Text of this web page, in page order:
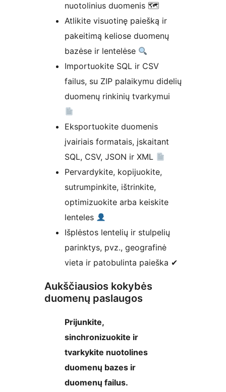
nuotolinius duomenis 🗺
Atlikite visuotinę paiešką ir
pakeitimą keliose duomenų
bazėse ir lentelėse
Importuokite SQL ir CSV
failus, su ZIP palaikymu didelių
duomenų rinkinių tvarkymui
Eksportuokite duomenis
įvairiais formatais, įskaitant
SQL, CSV, JSON ir XML
Pervardykite, kopijuokite,
sutrumpinkite, ištrinkite,
optimizuokite arba keiskite
lenteles
Išplėstos lentelių ir stulpelių
parinktys, pvz., geografinė
vieta ir patobulinta paieška ✔
Aukščiausios kokybės
duomenų paslaugos
Prijunkite,
sinchronizuokite ir
tvarkykite nuotolines
duomenų bazes ir
duomenų failus.